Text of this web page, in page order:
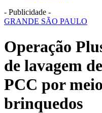
- Publicidade -
GRANDE SÃO PAULO
Operação
de lavagem
PCC por
brinquedos